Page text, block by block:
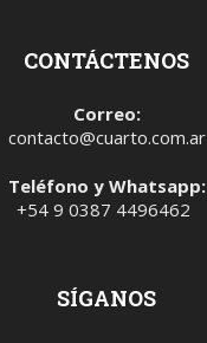
CONTÁCTENOS
Correo:
contacto@cuarto.com.ar
Teléfono y Whatsapp:
+54 9 0387 4496462
SÍGANOS